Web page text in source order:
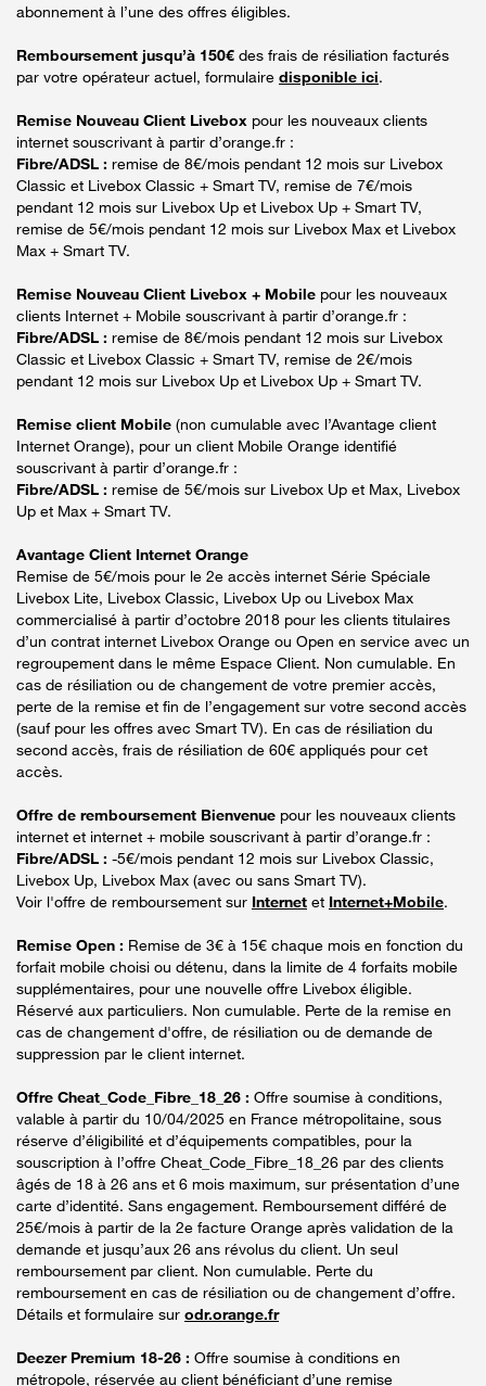
abonnement à l’une des offres éligibles.
Remboursement jusqu’à 150€ des frais de résiliation facturés
par votre opérateur actuel, formulaire disponible ici.
Remise Nouveau Client Livebox pour les nouveaux clients
internet souscrivant à partir d’orange.fr :
Fibre/ADSL : remise de 8€/mois pendant 12 mois sur Livebox
Classic et Livebox Classic + Smart TV, remise de 7€/mois
pendant 12 mois sur Livebox Up et Livebox Up + Smart TV,
remise de 5€/mois pendant 12 mois sur Livebox Max et Livebox
Max + Smart TV.
Remise Nouveau Client Livebox + Mobile pour les nouveaux
clients Internet + Mobile souscrivant à partir d’orange.fr :
Fibre/ADSL : remise de 8€/mois pendant 12 mois sur Livebox
Classic et Livebox Classic + Smart TV, remise de 2€/mois
pendant 12 mois sur Livebox Up et Livebox Up + Smart TV.
Remise client Mobile (non cumulable avec l’Avantage client
Internet Orange), pour un client Mobile Orange identifié
souscrivant à partir d’orange.fr :
Fibre/ADSL : remise de 5€/mois sur Livebox Up et Max, Livebox
Up et Max + Smart TV.
Avantage Client Internet Orange
Remise de 5€/mois pour le 2e accès internet Série Spéciale
Livebox Lite, Livebox Classic, Livebox Up ou Livebox Max
commercialisé à partir d’octobre 2018 pour les clients titulaires
d’un contrat internet Livebox Orange ou Open en service avec un
regroupement dans le même Espace Client. Non cumulable. En
cas de résiliation ou de changement de votre premier accès,
perte de la remise et fin de l’engagement sur votre second accès
(sauf pour les offres avec Smart TV). En cas de résiliation du
second accès, frais de résiliation de 60€ appliqués pour cet
accès.
Offre de remboursement Bienvenue pour les nouveaux clients
internet et internet + mobile souscrivant à partir d’orange.fr :
Fibre/ADSL : -5€/mois pendant 12 mois sur Livebox Classic,
Livebox Up, Livebox Max (avec ou sans Smart TV).
Voir l'offre de remboursement sur Internet et Internet+Mobile.
Remise Open : Remise de 3€ à 15€ chaque mois en fonction du
forfait mobile choisi ou détenu, dans la limite de 4 forfaits mobile
supplémentaires, pour une nouvelle offre Livebox éligible.
Réservé aux particuliers. Non cumulable. Perte de la remise en
cas de changement d'offre, de résiliation ou de demande de
suppression par le client internet.
Offre Cheat_Code_Fibre_18_26 : Offre soumise à conditions,
valable à partir du 10/04/2025 en France métropolitaine, sous
réserve d’éligibilité et d’équipements compatibles, pour la
souscription à l’offre Cheat_Code_Fibre_18_26 par des clients
âgés de 18 à 26 ans et 6 mois maximum, sur présentation d’une
carte d’identité. Sans engagement. Remboursement différé de
25€/mois à partir de la 2e facture Orange après validation de la
demande et jusqu’aux 26 ans révolus du client. Un seul
remboursement par client. Non cumulable. Perte du
remboursement en cas de résiliation ou de changement d’offre.
Détails et formulaire sur odr.orange.fr
Deezer Premium 18-26 : Offre soumise à conditions en
métropole, réservée au client bénéficiant d’une remise